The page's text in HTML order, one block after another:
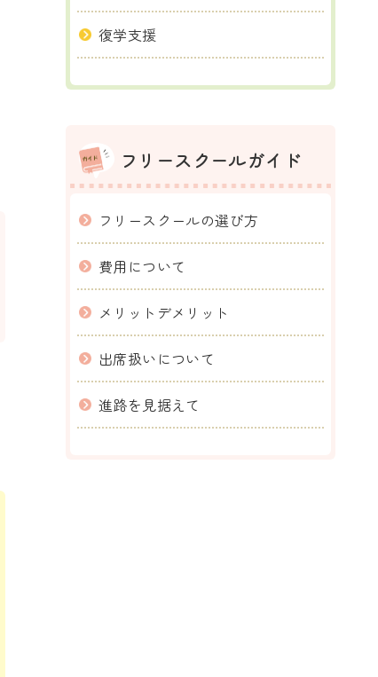
復学支援
フリースクールガイド
フリースクールの選び方
費用について
メリットデメリット
出席扱いについて
進路を見据えて